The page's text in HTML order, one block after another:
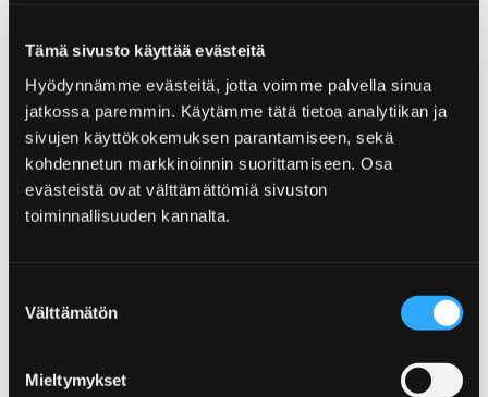
Tämä sivusto käyttää evästeitä
Hyödynnämme evästeitä, jotta voimme palvella sinua
jatkossa paremmin. Käytämme tätä tietoa analytiikan ja
sivujen käyttökokemuksen parantamiseen, sekä
kohdennetun markkinoinnin suorittamiseen. Osa
evästeistä ovat välttämättömiä sivuston
toiminnallisuuden kannalta.
valinta
Välttämätön
Mieltymykset
Kallo und Uniluoto
Kallo ist eine kleine, felsige Insel, die man über
die Fernstraße 2 erreicht, ohne Abbiegungen –
auch von Helsinki aus. Die Landschaft und
Stimmung der Insel werden im Herzen bewahrt.
Neben der Insel Kallo liegt der